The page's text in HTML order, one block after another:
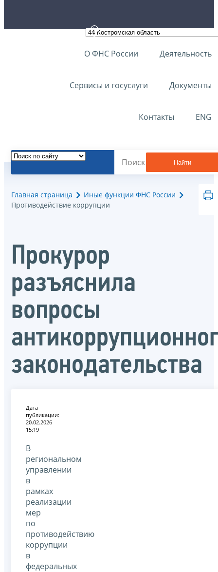
О ФНС России Деятельность
Сервисы и госуслуги Документы
Контакты ENG
Найти
Главная страница
Иные функции ФНС России
Противодействие коррупции
Прокурор
разъяснила
вопросы
законодательства
Дата
публикации:
20.02.2026
15:19
В
региональном
управлении
в
рамках
реализации
мер
по
противодействию
коррупции
в
федеральных